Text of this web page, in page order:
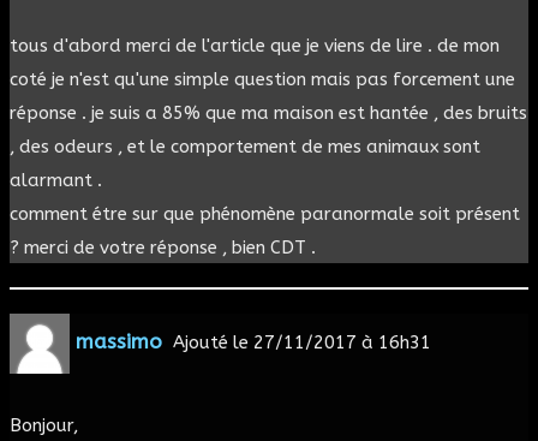
tous d'abord merci de l'article que je viens de lire . de mon
coté je n'est qu'une simple question mais pas forcement une
réponse . je suis a 85% que ma maison est hantée , des bruits
, des odeurs , et le comportement de mes animaux sont
alarmant .
comment étre sur que phénomène paranormale soit présent
? merci de votre réponse , bien CDT .
massimo Ajouté le 27/11/2017 à 16h31
Bonjour,